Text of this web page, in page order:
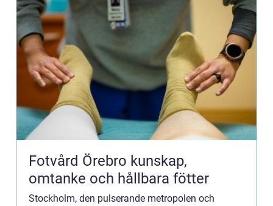
Fotvård Örebro kunskap,
omtanke och hållbara fötter
Stockholm, den pulserande metropolen och